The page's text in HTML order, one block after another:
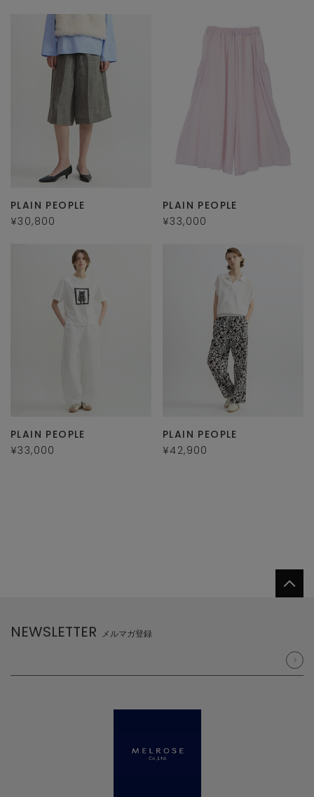
PLAIN PEOPLE
¥30,800
PLAIN PEOPLE
¥33,000
PLAIN PEOPLE
¥33,000
PLAIN PEOPLE
¥42,900
NEWSLETTER メルマガ登録